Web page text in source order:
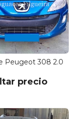
Peugeot 308 2.0
precio